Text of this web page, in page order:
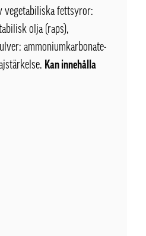
vegetabiliska fettsyror:
olja (raps),
ammoniumkarbonate-
Kan innehålla